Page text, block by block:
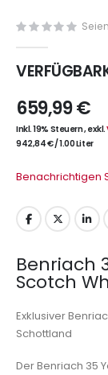
659,99 €
Inkl. 19% Steuern,exkl.
942,84 €/1.00 Liter
Benachrichtigen
Benriach
Scotch
Exklusiver
Schottland
Der Benriach 35